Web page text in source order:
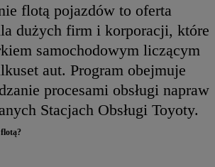
flotą pojazdów to oferta
dużych firm i korporacji, które
samochodowym liczącym
aut. Program obejmuje
procesami obsługi napraw
Stacjach Obsługi Toyoty.
flotą?